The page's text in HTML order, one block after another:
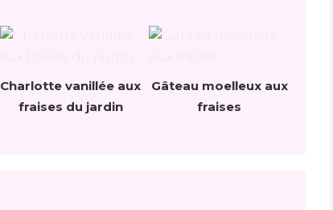
Charlotte vanillée aux
fraises du jardin
Gâteau moelleux aux
fraises